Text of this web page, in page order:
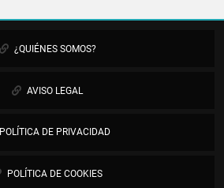
¿QUIÉNES SOMOS?
AVISO LEGAL
POLÍTICA DE PRIVACIDAD
POLÍTICA DE COOKIES